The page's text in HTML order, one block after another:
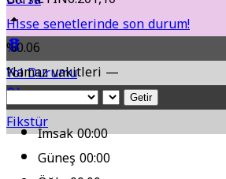
Hisse senetlerinde son durum!
Yol Durumu
Fikstür
%0.06
Namaz vakitleri —
Getir
İmsak00:00
Güneş00:00